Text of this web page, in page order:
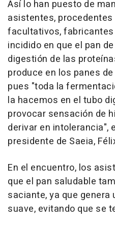
Así lo han puesto de
asistentes, procedentes
facultativos,
incidido en que el pan
digestión de las
produce en los panes
pues "toda la
la hacemos en el tubo
provocar sensación de
derivar en intolerancia",
presidente de Saeia,
En el encuentro, los
que el pan saludable
saciante, ya que genera
suave, evitando que se